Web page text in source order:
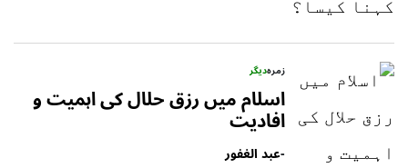
زمرہدیگر
اسلام میں رزق حلال کی اہمیت و
افادیت
-عبد الغفور